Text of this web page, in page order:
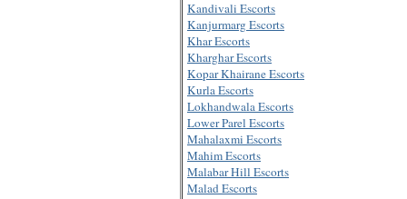
Kandivali Escorts
Kanjurmarg Escorts
Khar Escorts
Kharghar Escorts
Kopar Khairane Escorts
Kurla Escorts
Lokhandwala Escorts
Lower Parel Escorts
Mahalaxmi Escorts
Mahim Escorts
Malabar Hill Escorts
Malad Escorts